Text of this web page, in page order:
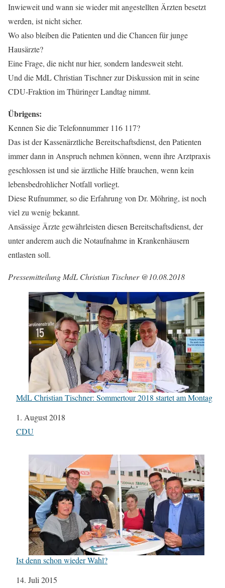
Inwieweit und wann sie wieder mit angestellten Ärzten besetzt
werden, ist nicht sicher.
Wo also bleiben die Patienten und die Chancen für junge
Hausärzte?
Eine Frage, die nicht nur hier, sondern landesweit steht.
Und die MdL Christian Tischner zur Diskussion mit in seine
CDU-Fraktion im Thüringer Landtag nimmt.
Übrigens:
Kennen Sie die Telefonnummer 116 117?
Das ist der Kassenärztliche Bereitschaftsdienst, den Patienten
immer dann in Anspruch nehmen können, wenn ihre Arztpraxis
geschlossen ist und sie ärztliche Hilfe brauchen, wenn kein
lebensbedrohlicher Notfall vorliegt.
Diese Rufnummer, so die Erfahrung von Dr. Möhring, ist noch
viel zu wenig bekannt.
Ansässige Ärzte gewährleisten diesen Bereitschaftsdienst, der
unter anderem auch die Notaufnahme in Krankenhäusern
entlasten soll.
Pressemitteilung MdL Christian Tischner @10.08.2018
MdL Christian Tischner: Sommertour 2018 startet am Montag
Datum
1. August 2018
In Bezug auf
CDU
Ist denn schon wieder Wahl?
Datum
14. Juli 2015